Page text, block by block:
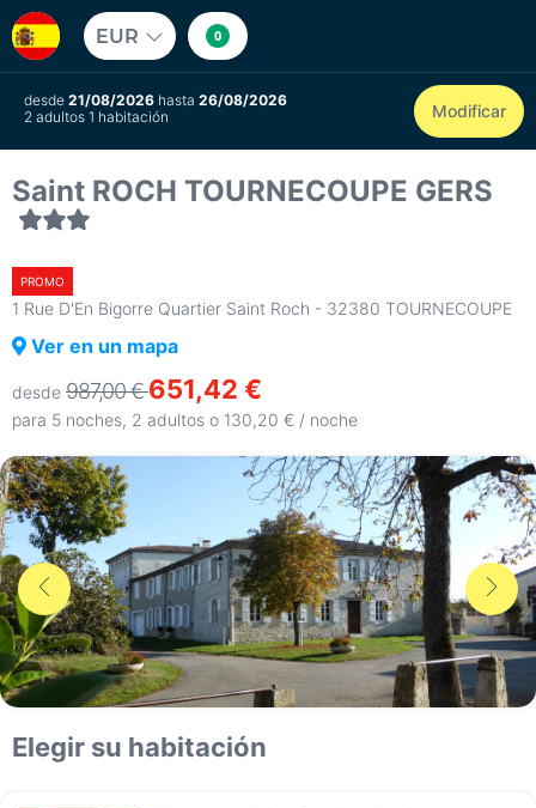
EUR 0
desde 21/08/2026 hasta 26/08/2026
2 adultos 1 habitación
Modificar
Saint ROCH TOURNECOUPE GERS
PROMO
1 Rue D'En Bigorre Quartier Saint Roch - 32380 TOURNECOUPE
Ver en un mapa
desde 987,00 €651,42 €
para 5 noches, 2 adultos o 130,20 € / noche
Elegir su habitación